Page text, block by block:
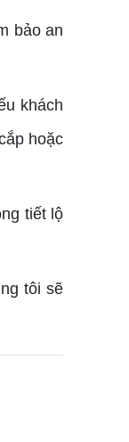
bảo an
khách
hoặc
tiết lộ
tôi sẽ